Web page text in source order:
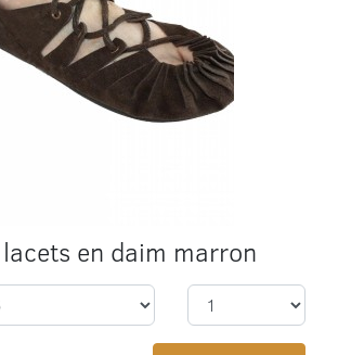
en daim marron